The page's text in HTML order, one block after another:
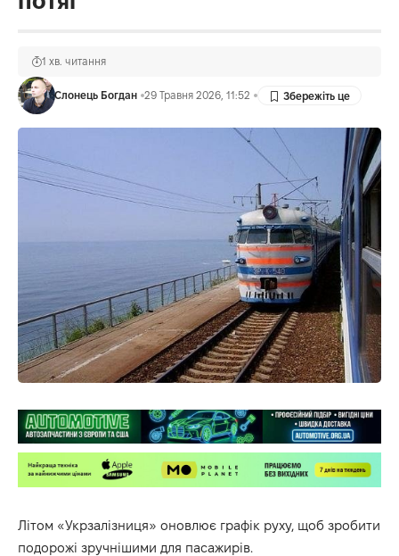
Слонець Богдан 29 Травня 2026, 11:52
1 хв. читання
Літом «Укрзалізниця» оновлює графік руху, щоб зробити
подорожі зручнішими для пасажирів.